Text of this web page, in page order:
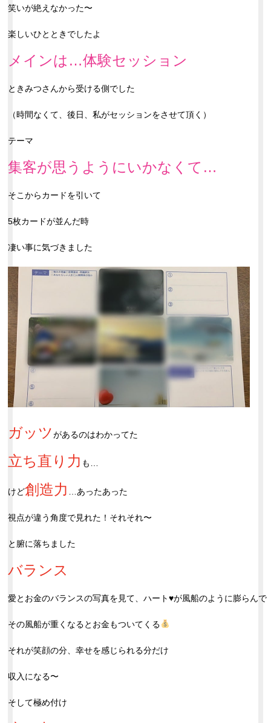
笑いが絶えなかった〜
楽しいひとときでしたよ
メインは…体験セッション
ときみつさんから受ける側でした
（時間なくて、後日、私がセッションをさせて頂く）
テーマ
集客が思うようにいかなくて…
そこからカードを引いて
5枚カードが並んだ時
凄い事に気づきました
ガッツがあるのはわかってた
立ち直り力 も…
けど創造力 …あったあった
視点が違う角度で見れた！それそれ〜
と腑に落ちました
バランス
愛とお金のバランスの写真を見て、ハート♥️が風船のように膨らんで
その風船が重くなるとお金もついてくる
それが笑顔の分、幸せを感じられる分だけ
収入になる〜
そして極め付け